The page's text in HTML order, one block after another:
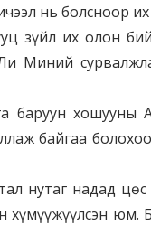
нь болсноор
зүйл их олон
Миний
баруун
байгаа
нутаг надад
хүмүүжүүлсэн